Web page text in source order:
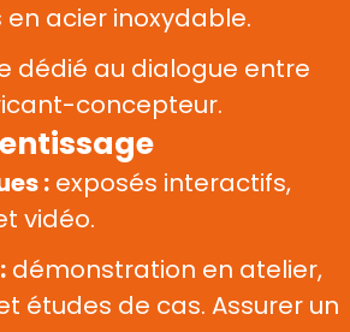
acier inoxydable.
dédié au dialogue entre
concepteur.
: exposés interactifs,
vidéo.
démonstration en atelier,
études de cas. Assurer un